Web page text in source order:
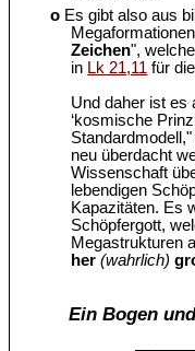
o Es gibt also aus
Zeichen",
in Lk 21,11 für
Und daher ist es
‘kosmische
neu überdacht
Wissenschaft
lebendigen
Kapazitäten. Es
Schöpfergott,
Megastrukturen
her(wahrlich)
Ein Bogen